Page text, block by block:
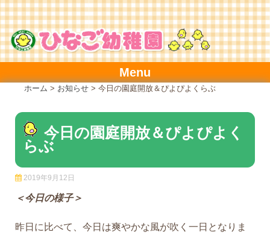
Skip
to
content
Menu
ホーム > お知らせ > 今日の園庭開放＆ぴよぴよくらぶ
今日の園庭開放＆ぴよぴよく
らぶ
2019年9月12日
＜今日の様子＞
昨日に比べて、今日は爽やかな風が吹く一日となりま